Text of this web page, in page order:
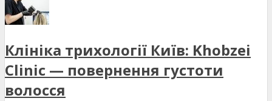
Клініка трихології Київ: Khobzei
Clinic — повернення густоти
волосся